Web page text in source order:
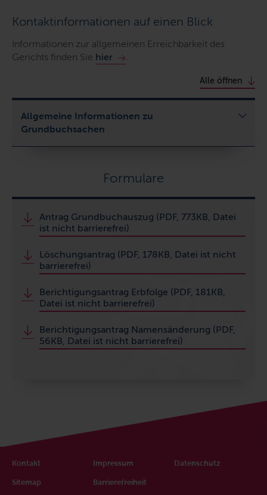
Kontaktinformationen auf einen Blick
Informationen zur allgemeinen Erreichbarkeit des
Gerichts finden Sie hier
Alle öffnen
Allgemeine Informationen zu
Grundbuchsachen
Formulare
Antrag Grundbuchauszug (PDF, 773KB, Datei
ist nicht barrierefrei)
Löschungsantrag (PDF, 178KB, Datei ist nicht
barrierefrei)
Berichtigungsantrag Erbfolge (PDF, 181KB,
Datei ist nicht barrierefrei)
Berichtigungsantrag Namensänderung (PDF,
56KB, Datei ist nicht barrierefrei)
Kontakt Impressum Datenschutz
Sitemap Barrierefreiheit